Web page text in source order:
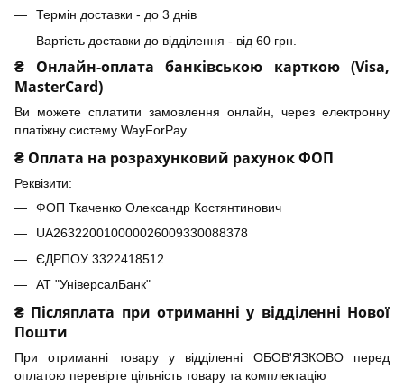
Термін доставки - до 3 днів
Вартість доставки до відділення - від 60 грн.
₴ Онлайн-оплата банківською карткою (Visa,
MasterCard)
Ви можете сплатити замовлення онлайн, через електронну
платіжну систему WayForPay
₴ Оплата на розрахунковий рахунок ФОП
Реквізити:
ФОП Ткаченко Олександр Костянтинович
UA263220010000026009330088378
ЄДРПОУ 3322418512
АТ "УніверсалБанк"
₴ Післяплата при отриманні у відділенні Нової
Пошти
При отриманні товару у відділенні ОБОВ'ЯЗКОВО перед
оплатою перевірте цільність товару та комплектацію